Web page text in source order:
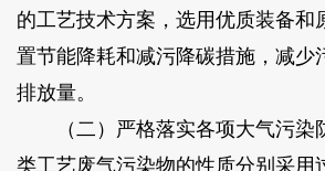
的工艺技术方案，选用优质装备和
置节能降耗和减污降碳措施，减少
排放量。
（二）严格落实各项大气污染
类工艺废气污染物的性质分别采用